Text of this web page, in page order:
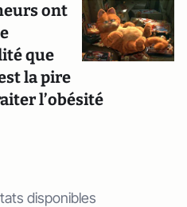
ont
que
la pire
l’obésité
disponibles